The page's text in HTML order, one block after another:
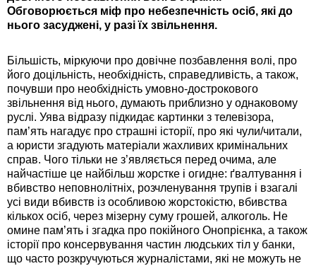
Обговорюється міф про небезпечність осіб, які до
нього засуджені, у разі їх звільнення.
Більшість, міркуючи про довічне позбавлення волі, про
його доцільність, необхідність, справедливість, а також,
почувши про необхідність умовно-дострокового
звільнення від нього, думають приблизно у однаковому
руслі. Уява відразу підкидає картинки з телевізора,
пам’ять нагадує про страшні історії, про які чули/читали,
а юристи згадують матеріали жахливих кримінальних
справ. Чого тільки не з’являється перед очима, але
найчастіше це найбільш жорстке і огидне: ґвалтування і
вбивство неповнолітніх, розчленування трупів і взагалі
усі види вбивств із особливою жорстокістю, вбивства
кількох осіб, через мізерну суму грошей, алкоголь. Не
омине пам’ять і згадка про покійного Онопрієнка, а також
історії про консервування частин людських тіл у банки,
що часто розкручуються журналістами, які не можуть не